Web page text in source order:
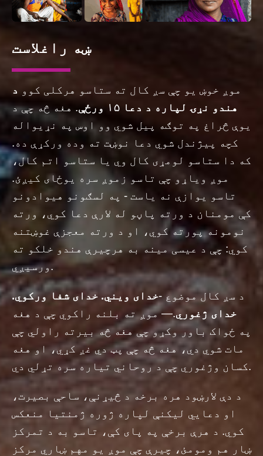
ښه راغلاست
موږ خوښ یو چې سږ کال ته ستاسو هرکلی کوو د
هندو نړۍ لپاره د دعا ۱۵ ورځې
. هغه څه چې د
یوې څراغ په توګه پیل شوي وو اوس په نړیواله
کچه پیژندل شوي دعا نوښت ته وده ورکړې ده.
که دا ستاسو لومړی کال وي یا ستاسو اتم کال،
موږ ویاړو چې تاسو زموږ سره یوځای کیږئ.
تاسو یوازې نه یاست - په لسګونو هیوادونو
کې مومنان د ورته پاڼو له لارې دعا کوي، ورته
نومونه پورته کوي، او د ورته معجزې غوښتنه
کوي: چې د عیسی مینه به هرچیرې هندو خلکو ته
ورسیږي.
د سږ کال موضوع -خدای ویني. خدای شفا ورکوي.
خدای ژغوري.— موږ ته بلنه راکوي چې د هغه
په ځواک باور وکړو چې هغه څه بیرته راولي چې
مات شوي دي، هغه څه چې پټ دي غږ کړي، او هغه
کسان وژغوري چې د روحاني تیاره سره تړلي دي.
د دې لارښود هره برخه د څیړنې، ساحې بصیرت،
او دعایي لیکنې لپاره ژوره ژمنتیا منعکس
کوي. د هرې برخې په پای کې، تاسو به د تمرکز
ښار هم ومومئ، چیرې چې موږ یو مهم ښاري مرکز